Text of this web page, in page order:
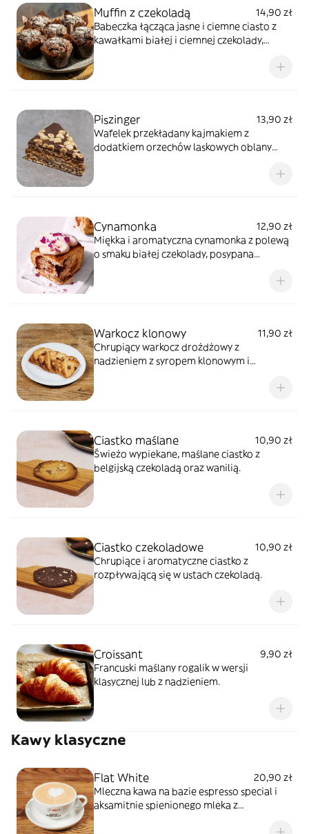
Muffin z czekoladą
14,90 zł
Babeczka łącząca jasne i ciemne ciasto z
kawałkami białej i ciemnej czekolady,
Piszinger
13,90 zł
Wafelek przekładany kajmakiem z
dodatkiem orzechów laskowych oblany
Cynamonka
12,90 zł
Miękka i aromatyczna cynamonka z polewą
o smaku białej czekolady, posypana
Warkocz klonowy
11,90 zł
Chrupiący warkocz drożdżowy z
nadzieniem z syropem klonowym i
Ciastko maślane
10,90 zł
Świeżo wypiekane, maślane ciastko z
belgijską czekoladą oraz wanilią.
Ciastko czekoladowe
10,90 zł
Chrupiące i aromatyczne ciastko z
rozpływającą się w ustach czekoladą.
Croissant
9,90 zł
Francuski maślany rogalik w wersji
klasycznej lub z nadzieniem.
Kawy klasyczne
Flat White
20,90 zł
Mleczna kawa na bazie espresso special i
aksamitnie spienionego mleka z